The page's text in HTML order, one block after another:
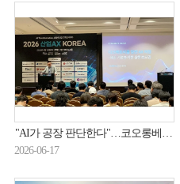
"AI가 공장 판단한다"…코오롱베니트, 제조 AX 전략 공개
2026-06-17